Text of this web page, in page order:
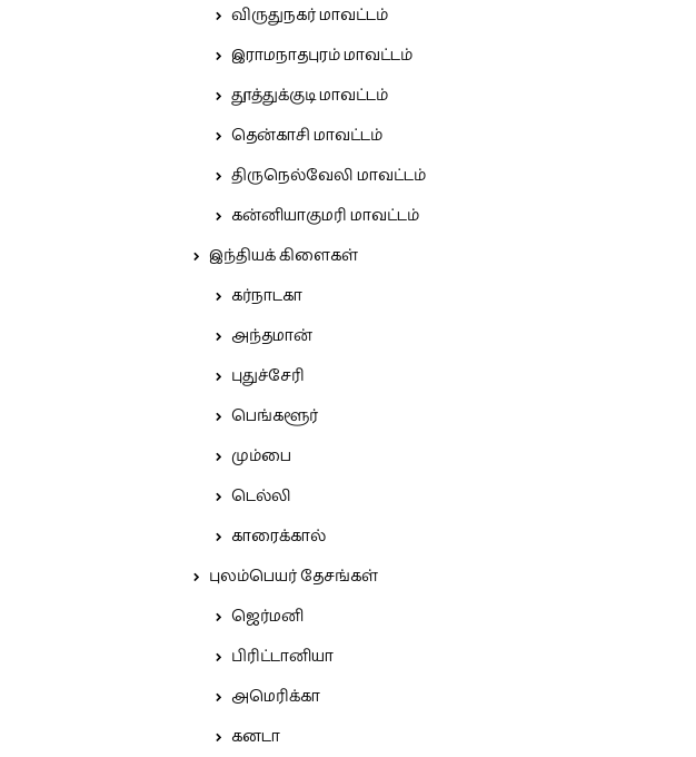
விருதுநகர் மாவட்டம்
இராமநாதபுரம் மாவட்டம்
தூத்துக்குடி மாவட்டம்
தென்காசி மாவட்டம்
திருநெல்வேலி மாவட்டம்
கன்னியாகுமரி மாவட்டம்
இந்தியக் கிளைகள்
கர்நாடகா
அந்தமான்
புதுச்சேரி
பெங்களூர்
மும்பை
டெல்லி
காரைக்கால்
புலம்பெயர் தேசங்கள்
ஜெர்மனி
பிரிட்டானியா
அமெரிக்கா
கனடா